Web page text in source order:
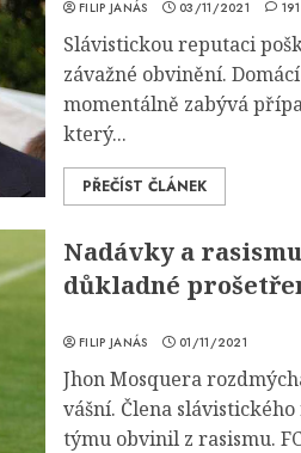
FILIP JANÁS 03/11/2021 191
Slávistickou reputaci
závažné obvinění.
momentálně zabývá
který...
PŘEČÍST ČLÁNEK
Nadávky a
důkladné
FILIP JANÁS 01/11/2021
Jhon Mosquera
vášní. Člena
týmu obvinil z rasismu.